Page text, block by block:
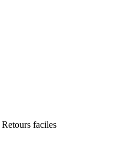
Retours faciles